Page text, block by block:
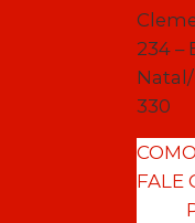
234 –
Natal/
330
FALE